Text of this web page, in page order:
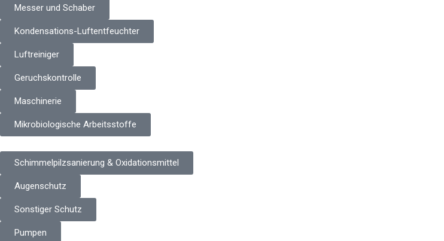
Messer und Schaber
Kondensations-Luftentfeuchter
Luftreiniger
Geruchskontrolle
Maschinerie
Mikrobiologische Arbeitsstoffe
Schimmelpilzsanierung & Oxidationsmittel
Augenschutz
Sonstiger Schutz
Pumpen